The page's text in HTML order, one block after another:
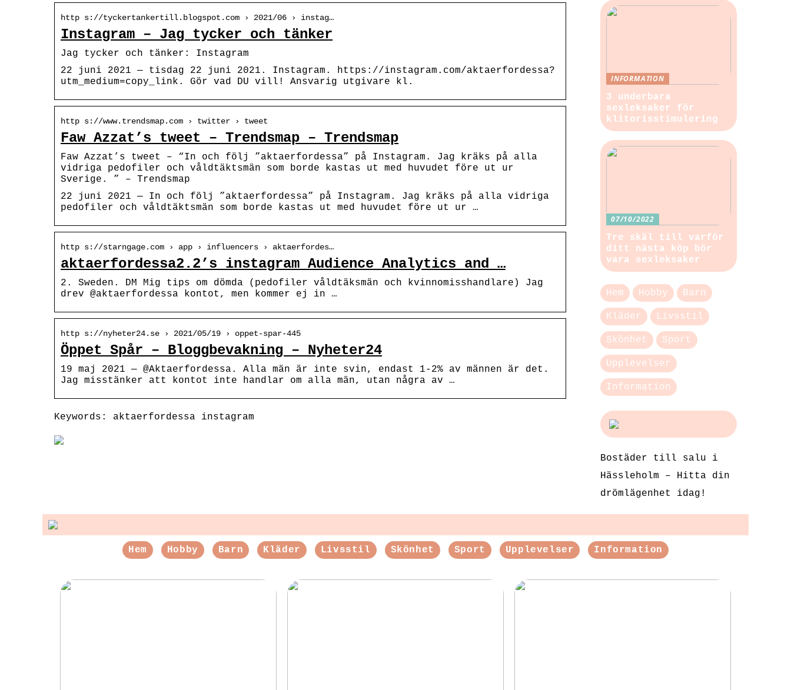
http s://tyckertankertill.blogspot.com › 2021/06 › instag…
Instagram – Jag tycker och tänker
Jag tycker och tänker: Instagram
22 juni 2021 — tisdag 22 juni 2021. Instagram. https://instagram.com/aktaerfordessa?
utm_medium=copy_link. Gör vad DU vill! Ansvarig utgivare kl.
http s://www.trendsmap.com › twitter › tweet
Faw Azzat’s tweet – Trendsmap – Trendsmap
Faw Azzat’s tweet – “In och följ ”aktaerfordessa” på Instagram. Jag kräks på alla
vidriga pedofiler och våldtäktsmän som borde kastas ut med huvudet före ut ur
Sverige. ” – Trendsmap
22 juni 2021 — In och följ ”aktaerfordessa” på Instagram. Jag kräks på alla vidriga
pedofiler och våldtäktsmän som borde kastas ut med huvudet före ut ur …
http s://starngage.com › app › influencers › aktaerfordes…
aktaerfordessa2.2’s instagram Audience Analytics and …
2. Sweden. DM Mig tips om dömda (pedofiler våldtäksmän och kvinnomisshandlare) Jag
drev @aktaerfordessa kontot, men kommer ej in …
http s://nyheter24.se › 2021/05/19 › oppet-spar-445
Öppet Spår – Bloggbevakning – Nyheter24
19 maj 2021 — @Aktaerfordessa. Alla män är inte svin, endast 1-2% av männen är det.
Jag misstänker att kontot inte handlar om alla män, utan några av …
Keywords: aktaerfordessa instagram
INFORMATION
3 underbara
sexleksaker för
klitorisstimulering
07/10/2022
Tre skäl till varför
ditt nästa köp bör
vara sexleksaker
Hem Hobby Barn
Kläder Livsstil
Skönhet Sport
Upplevelser
Information
Bostäder till salu i
Hässleholm – Hitta din
drömlägenhet idag!
Hem Hobby Barn Kläder Livsstil Skönhet Sport Upplevelser Information